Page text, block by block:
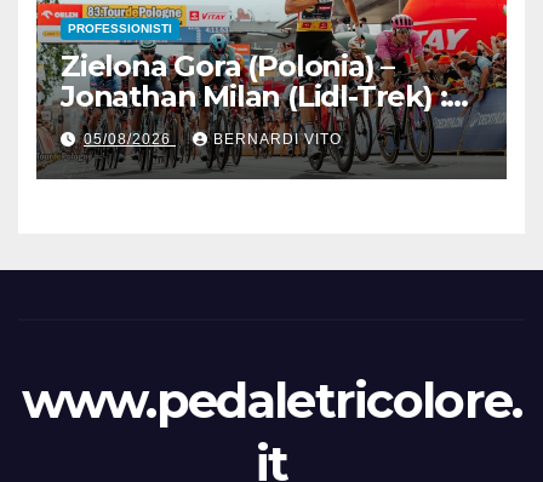
PROFESSIONISTI
Zielona Gora (Polonia) –
Jonathan Milan (Lidl-Trek) :
Vince la terza tappa di
seguito e in maglia gialla
all’83° Giro di Polonia
05/08/2026 BERNARDI VITO
www.pedaletricolore.
it